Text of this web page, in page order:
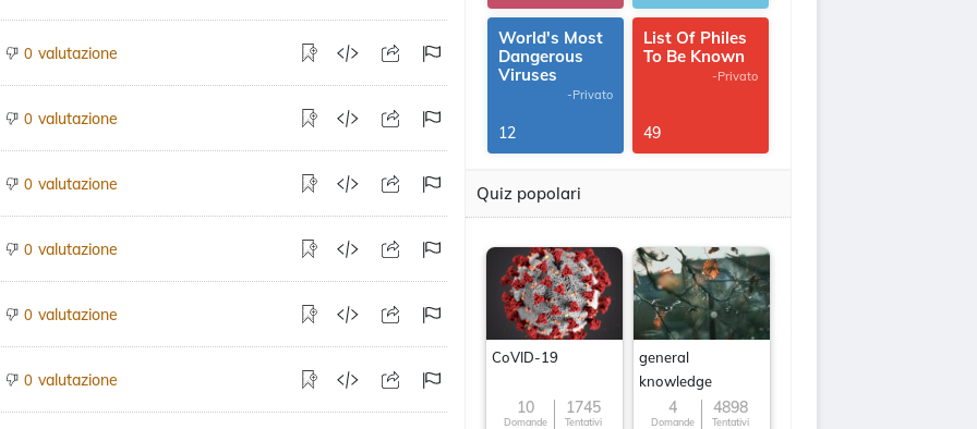
0 valutazione
0 valutazione
0 valutazione
0 valutazione
0 valutazione
0 valutazione
World's Most
Dangerous
Viruses
-Privato
12
List Of Philes
To Be Known
-Privato
49
Quiz popolari
CoVID-19
10
Domande
1745
Tentativi
general
knowledge
4
Domande
4898
Tentativi